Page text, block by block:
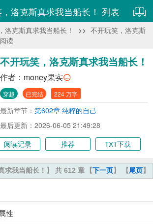
洛克斯真求我当船长！ 列表
洛克斯真求我当船长！ >> 不开玩笑，洛克斯
读
不开玩笑，洛克斯真求我当船长！
作者： money果实
穿越 已完结 224 万字
最新章节： 第602章 纯粹的自己
最后更新：2026-06-05 21:49:28
阅读记录 推荐 TXT下载
【下一页】 【尾页】
求我当船长！】 共 612 章
性